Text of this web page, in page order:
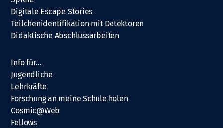
Digitale Escape Stories
Teilchenidentifikation mit Detektoren
Didaktische Abschlussarbeiten
Info für…
Jugendliche
Lehrkräfte
Forschung an meine Schule holen
Cosmic@Web
Fellows